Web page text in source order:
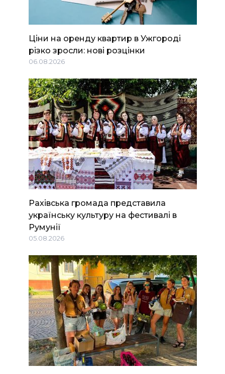
Ціни на оренду квартир в Ужгороді
різко зросли: нові розцінки
06.08.2026
Рахівська громада представила
українську культуру на фестивалі в
Румунії
05.08.2026